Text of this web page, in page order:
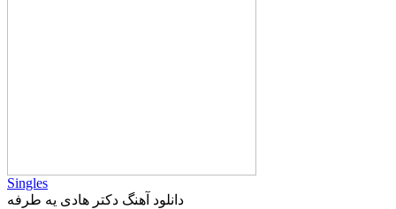
Singles
دانلود آهنگ دکتر هادی یه طرفه